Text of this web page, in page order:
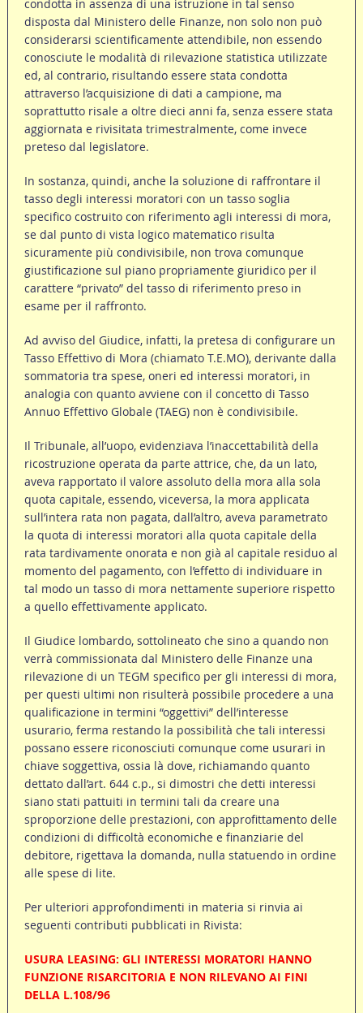
condotta in assenza di una istruzione in tal senso
disposta dal Ministero delle Finanze, non solo non può
considerarsi scientificamente attendibile, non essendo
conosciute le modalità di rilevazione statistica utilizzate
ed, al contrario, risultando essere stata condotta
attraverso l’acquisizione di dati a campione, ma
soprattutto risale a oltre dieci anni fa, senza essere stata
aggiornata e rivisitata trimestralmente, come invece
preteso dal legislatore.
In sostanza, quindi, anche la soluzione di raffrontare il
tasso degli interessi moratori con un tasso soglia
specifico costruito con riferimento agli interessi di mora,
se dal punto di vista logico matematico risulta
sicuramente più condivisibile, non trova comunque
giustificazione sul piano propriamente giuridico per il
carattere “privato” del tasso di riferimento preso in
esame per il raffronto.
Ad avviso del Giudice, infatti, la pretesa di configurare un
Tasso Effettivo di Mora (chiamato T.E.MO), derivante dalla
sommatoria tra spese, oneri ed interessi moratori, in
analogia con quanto avviene con il concetto di Tasso
Annuo Effettivo Globale (TAEG) non è condivisibile.
Il Tribunale, all’uopo, evidenziava l’inaccettabilità della
ricostruzione operata da parte attrice, che, da un lato,
aveva rapportato il valore assoluto della mora alla sola
quota capitale, essendo, viceversa, la mora applicata
sull’intera rata non pagata, dall’altro, aveva parametrato
la quota di interessi moratori alla quota capitale della
rata tardivamente onorata e non già al capitale residuo al
momento del pagamento, con l’effetto di individuare in
tal modo un tasso di mora nettamente superiore rispetto
a quello effettivamente applicato.
Il Giudice lombardo, sottolineato che sino a quando non
verrà commissionata dal Ministero delle Finanze una
rilevazione di un TEGM specifico per gli interessi di mora,
per questi ultimi non risulterà possibile procedere a una
qualificazione in termini “oggettivi” dell’interesse
usurario, ferma restando la possibilità che tali interessi
possano essere riconosciuti comunque come usurari in
chiave soggettiva, ossia là dove, richiamando quanto
dettato dall’art. 644 c.p., si dimostri che detti interessi
siano stati pattuiti in termini tali da creare una
sproporzione delle prestazioni, con approfittamento delle
condizioni di difficoltà economiche e finanziarie del
debitore, rigettava la domanda, nulla statuendo in ordine
alle spese di lite.
Per ulteriori approfondimenti in materia si rinvia ai
seguenti contributi pubblicati in Rivista:
USURA LEASING: GLI INTERESSI MORATORI HANNO
FUNZIONE RISARCITORIA E NON RILEVANO AI FINI
DELLA L.108/96